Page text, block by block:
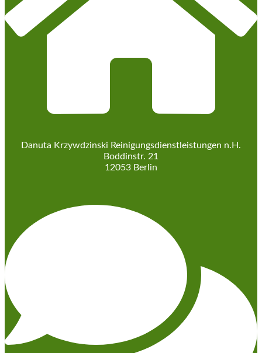
Danuta Krzywdzinski Reinigungs­dienstleistungen n.H.
Boddinstr. 21
12053 Berlin